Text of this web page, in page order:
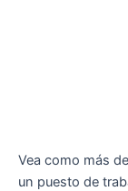
Vea como más
un puesto de